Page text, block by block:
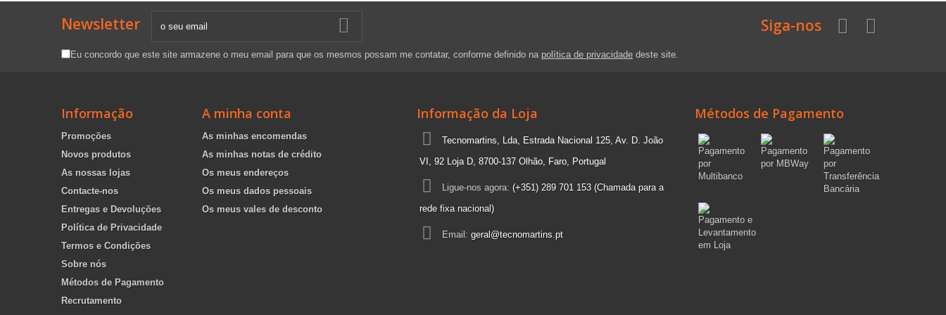
Newsletter
Eu concordo que este site armazene o meu email para que os mesmos possam me contatar, conforme definido na política de privacidade deste site.
Siga-nos
Informação
Promoções
Novos produtos
As nossas lojas
Contacte-nos
Entregas e Devoluções
Política de Privacidade
Termos e Condições
Sobre nós
Métodos de Pagamento
Recrutamento
A minha conta
As minhas encomendas
As minhas notas de crédito
Os meus endereços
Os meus dados pessoais
Os meus vales de desconto
Informação da Loja
Tecnomartins, Lda, Estrada Nacional 125, Av. D. João
VI, 92 Loja D, 8700-137 Olhão, Faro, Portugal
Ligue-nos agora: (+351) 289 701 153 (Chamada para a
rede fixa nacional)
Email: geral@tecnomartins.pt
Métodos de Pagamento